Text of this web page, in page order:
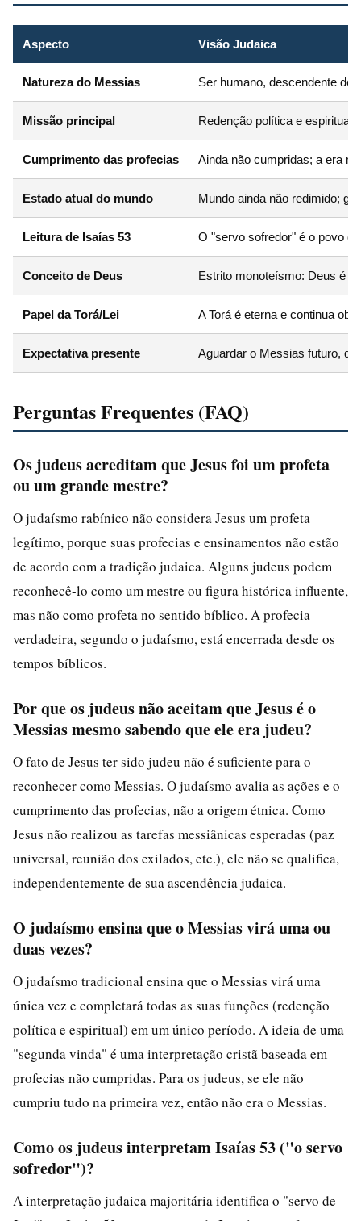
Aspecto Visão Judaica
Natureza do Messias Ser humano, descendente de
Missão principal Redenção política e espiritual
Cumprimento das profecias Ainda não cumpridas; a era
Estado atual do mundo Mundo ainda não redimido;
Leitura de Isaías 53 O "servo sofredor" é o povo
Conceito de Deus Estrito monoteísmo: Deus é
Papel da Torá/Lei A Torá é eterna e continua
Expectativa presente Aguardar o Messias futuro,
Perguntas Frequentes (FAQ)
Os judeus acreditam que Jesus foi um profeta
ou um grande mestre?
O judaísmo rabínico não considera Jesus um profeta
legítimo, porque suas profecias e ensinamentos não estão
de acordo com a tradição judaica. Alguns judeus podem
reconhecê-lo como um mestre ou figura histórica influente,
mas não como profeta no sentido bíblico. A profecia
verdadeira, segundo o judaísmo, está encerrada desde os
tempos bíblicos.
Por que os judeus não aceitam que Jesus é o
Messias mesmo sabendo que ele era judeu?
O fato de Jesus ter sido judeu não é suficiente para o
reconhecer como Messias. O judaísmo avalia as ações e o
cumprimento das profecias, não a origem étnica. Como
Jesus não realizou as tarefas messiânicas esperadas (paz
universal, reunião dos exilados, etc.), ele não se qualifica,
independentemente de sua ascendência judaica.
O judaísmo ensina que o Messias virá uma ou
duas vezes?
O judaísmo tradicional ensina que o Messias virá uma
única vez e completará todas as suas funções (redenção
política e espiritual) em um único período. A ideia de uma
"segunda vinda" é uma interpretação cristã baseada em
profecias não cumpridas. Para os judeus, se ele não
cumpriu tudo na primeira vez, então não era o Messias.
Como os judeus interpretam Isaías 53 ("o servo
sofredor")?
A interpretação judaica majoritária identifica o "servo de